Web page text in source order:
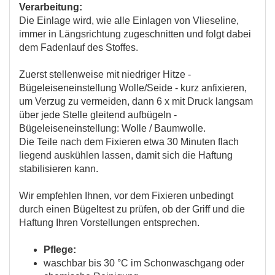
Verarbeitung:
Die Einlage wird, wie alle Einlagen von Vlieseline,
immer in Längsrichtung zugeschnitten und folgt dabei
dem Fadenlauf des Stoffes.
Zuerst stellenweise mit niedriger Hitze -
Bügeleiseneinstellung Wolle/Seide - kurz anfixieren,
um Verzug zu vermeiden, dann 6 x mit Druck langsam
über jede Stelle gleitend aufbügeln -
Bügeleiseneinstellung: Wolle / Baumwolle.
Die Teile nach dem Fixieren etwa 30 Minuten flach
liegend auskühlen lassen, damit sich die Haftung
stabilisieren kann.
Wir empfehlen Ihnen, vor dem Fixieren unbedingt
durch einen Bügeltest zu prüfen, ob der Griff und die
Haftung Ihren Vorstellungen entsprechen.
Pflege:
waschbar bis 30 °C im Schonwaschgang oder